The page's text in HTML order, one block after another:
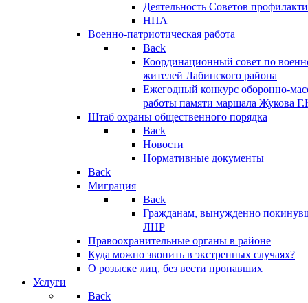
Деятельность Советов
НПА
Военно-патриотическая работа
Back
Координационный совет по
жителей Лабинского района
Ежегодный конкурс оборонно-
работы памяти маршала Жукова
Штаб охраны общественного порядка
Back
Новости
Нормативные документы
Back
Миграция
Back
Гражданам, вынужденно
ЛНР
Правоохранительные органы в районе
Куда можно звонить в экстренных случаях?
О розыске лиц, без вести пропавших
Услуги
Back